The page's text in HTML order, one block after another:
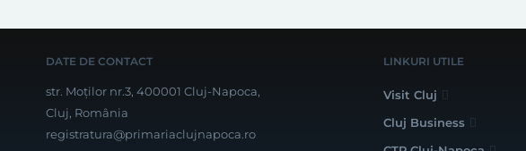
DATE DE CONTACT
str. Moților nr.3, 400001 Cluj-Napoca,
Cluj, România
registratura@primariaclujnapoca.ro
LINKURI UTILE
Visit Cluj
Cluj Business